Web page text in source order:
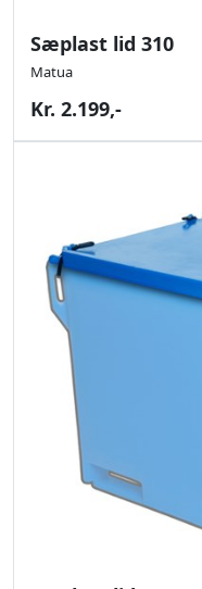
Sæplast lid 310
Matua
Kr. 2.199,-